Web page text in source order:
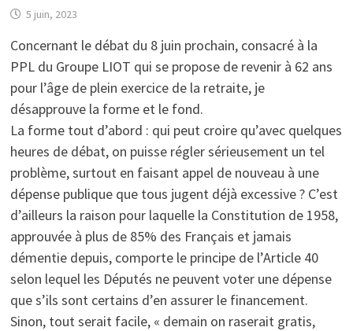
5 juin, 2023
Concernant le débat du 8 juin prochain, consacré à la
PPL du Groupe LIOT qui se propose de revenir à 62 ans
pour l’âge de plein exercice de la retraite, je
désapprouve la forme et le fond.
La forme tout d’abord : qui peut croire qu’avec quelques
heures de débat, on puisse régler sérieusement un tel
problème, surtout en faisant appel de nouveau à une
dépense publique que tous jugent déjà excessive ? C’est
d’ailleurs la raison pour laquelle la Constitution de 1958,
approuvée à plus de 85% des Français et jamais
démentie depuis, comporte le principe de l’Article 40
selon lequel les Députés ne peuvent voter une dépense
que s’ils sont certains d’en assurer le financement.
Sinon, tout serait facile, « demain on raserait gratis,